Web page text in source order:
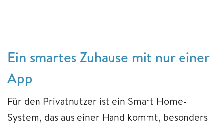
Ein smartes Zuhause mit nur einer
App
Für den Privatnutzer ist ein Smart Home-
System, das aus einer Hand kommt, besonders